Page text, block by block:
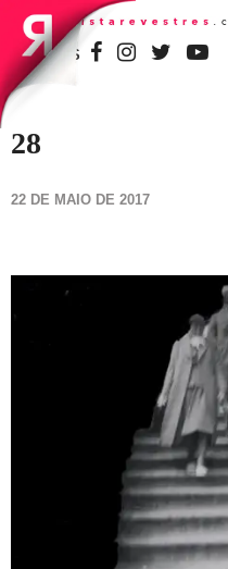
SIGA-NOS
28
22 DE MAIO DE 2017